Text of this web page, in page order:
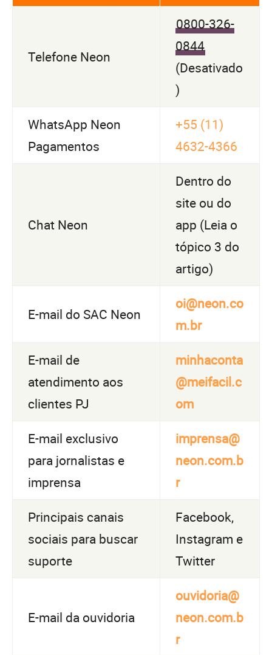
Telefone Neon
0800-326-
0844
(Desativado
)
WhatsApp Neon
Pagamentos
+55 (11)
4632-4366
Chat Neon
Dentro do
site ou do
app (Leia o
tópico 3 do
artigo)
E-mail do SAC Neon
oi@neon.co
m.br
E-mail de
atendimento aos
clientes PJ
minhaconta
@meifacil.c
om
E-mail exclusivo
para jornalistas e
imprensa
imprensa@
neon.com.b
r
Principais canais
sociais para buscar
suporte
Facebook,
Instagram e
Twitter
E-mail da ouvidoria
ouvidoria@
neon.com.b
r